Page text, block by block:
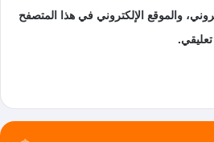
والموقع الإلكتروني في هذا المتصفح